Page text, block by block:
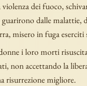
violenza dei fuoco,
guarirono dalle malattie,
misero in fuga eserciti
i loro morti
non accettando la
risurrezione migliore.